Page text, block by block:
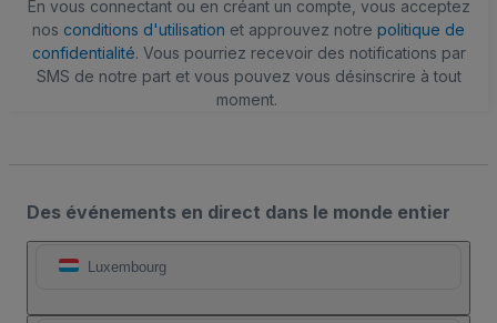
En vous connectant ou en créant un compte, vous acceptez
nos conditions d'utilisation et approuvez notre politique de
confidentialité. Vous pourriez recevoir des notifications par
SMS de notre part et vous pouvez vous désinscrire à tout
moment.
Des événements en direct dans le monde entier
Luxembourg